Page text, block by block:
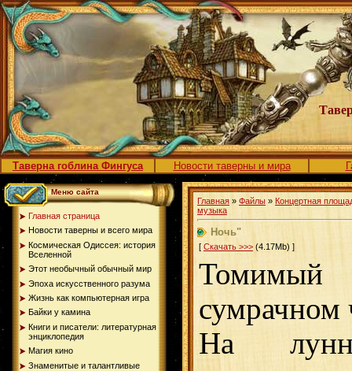
Таверна гоблина Фингуса Новости таверны и мира
Меню сайта
Главная страница
Новости таверны и всего мира
Космическая Одиссея: история
Вселенной
Этот необычный обычный мир
Эпоха искусственного разума
Жизнь как компьютерная игра
Байки у камина
Книги и писатели: литературная
энциклопедия
Магия кино
Знаменитые и талантливые
Главная » Файлы » Концертная
музыка
Ночь"
[ Скачать >>> (4.17Mb) ]
сумрачном
На